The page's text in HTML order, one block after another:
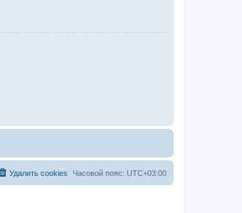
Часовой пояс: UTC+03:00
Удалить cookies